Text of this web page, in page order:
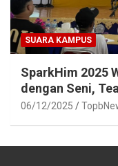
SUARA KAMPUS
SparkHim 2025
dengan Seni,
06/12/2025